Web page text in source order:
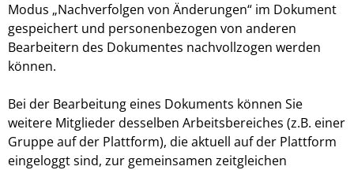
Modus „Nachverfolgen von Änderungen“ im Dokument
gespeichert und personenbezogen von anderen
Bearbeitern des Dokumentes nachvollzogen werden
können.
Bei der Bearbeitung eines Dokuments können Sie
weitere Mitglieder desselben Arbeitsbereiches (z.B. einer
Gruppe auf der Plattform), die aktuell auf der Plattform
eingeloggt sind, zur gemeinsamen zeitgleichen